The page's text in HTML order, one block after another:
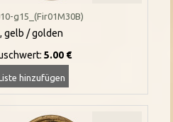
g15_(Fir01M30B)
gelb / golden
5.00 €
hinzufügen